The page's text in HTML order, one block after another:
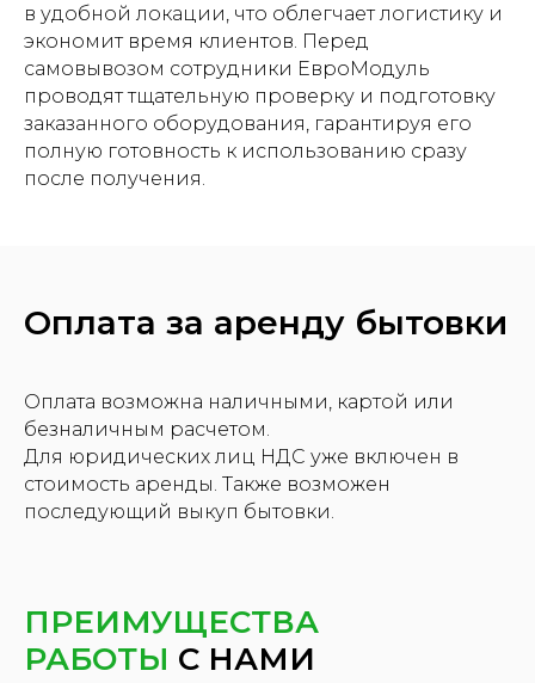
в удобной локации, что облегчает логистику и
экономит время клиентов. Перед
самовывозом сотрудники ЕвроМодуль
проводят тщательную проверку и подготовку
заказанного оборудования, гарантируя его
полную готовность к использованию сразу
после получения.
Оплата за аренду бытовки
Оплата возможна наличными, картой или
безналичным расчетом.
Для юридических лиц НДС уже включен в
стоимость аренды. Также возможен
последующий выкуп бытовки.
ПРЕИМУЩЕСТВА
РАБОТЫ С НАМИ
КАК МЫ
РАБОТАЕМ
Оставляете заявку
После заявки менеджеры